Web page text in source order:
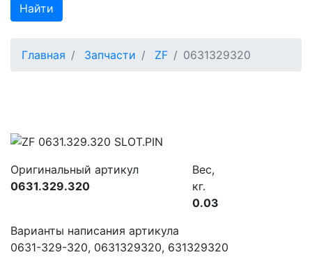
Найти
Главная Запчасти ZF 0631329320
Оригинальный артикул
0631.329.320
Вес,
кг.
0.03
Варианты написания артикула
0631-329-320, 0631329320, 631329320